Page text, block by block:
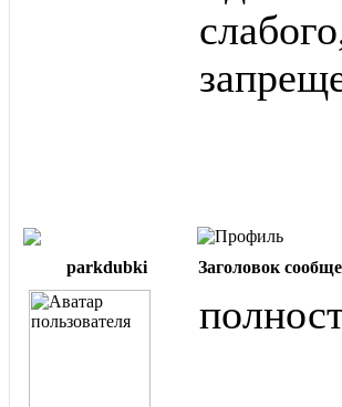
parkdubki Заголовок